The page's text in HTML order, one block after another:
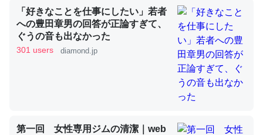
くらい。小説でいう「ずっと前の伏線」は回収されないけ
ど、短期記憶というには多い分量。進化すればするほど分
かりやすく強くなりそう
─GPTの仕組みと限界についての考察（１） - conceptualization
昆虫ってカルシウム少ないのか。知らんかった。調べたら
「好きなことを仕事にしたい」若者
への豊田章男の回答が正論すぎて、
ぐうの音も出なかった
301 users diamond.jp
第一回 女性専用ジムの清潔｜web